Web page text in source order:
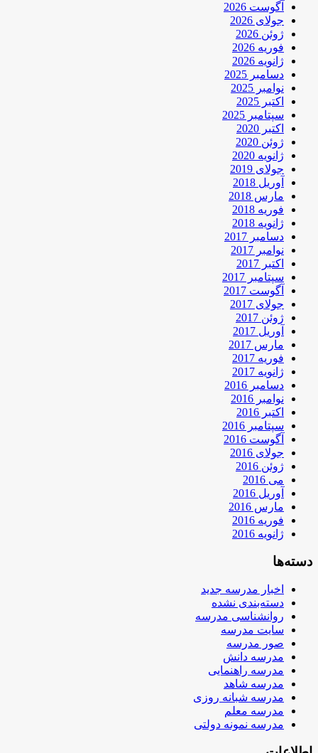
آگوست 2026
جولای 2026
ژوئن 2026
فوریه 2026
ژانویه 2026
دسامبر 2025
نوامبر 2025
اکتبر 2025
سپتامبر 2025
اکتبر 2020
ژوئن 2020
ژانویه 2020
جولای 2019
آوریل 2018
مارس 2018
فوریه 2018
ژانویه 2018
دسامبر 2017
نوامبر 2017
اکتبر 2017
سپتامبر 2017
آگوست 2017
جولای 2017
ژوئن 2017
آوریل 2017
مارس 2017
فوریه 2017
ژانویه 2017
دسامبر 2016
نوامبر 2016
اکتبر 2016
سپتامبر 2016
آگوست 2016
جولای 2016
ژوئن 2016
می 2016
آوریل 2016
مارس 2016
فوریه 2016
ژانویه 2016
دسته‌ها
اخبار مدرسه جدید
دسته‌بندی نشده
روانشناسی مدرسه
سایت مدرسه
صور مدرسه
مدرسه دانش
مدرسه راهنمایی
مدرسه شاهد
مدرسه شبانه روزی
مدرسه معلم
مدرسه نمونه دولتی